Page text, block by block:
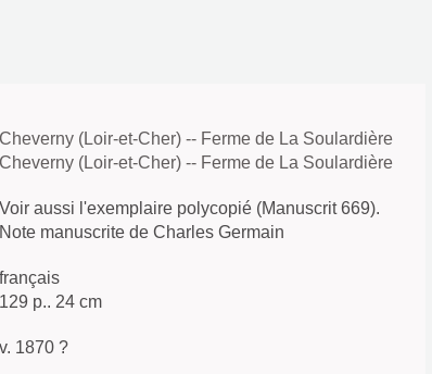
Cheverny (Loir-et-Cher) -- Ferme de La Soulardière
Cheverny (Loir-et-Cher) -- Ferme de La Soulardière
Voir aussi l'exemplaire polycopié (Manuscrit 669).
Note manuscrite de Charles Germain
français
129 p.. 24 cm
v. 1870 ?